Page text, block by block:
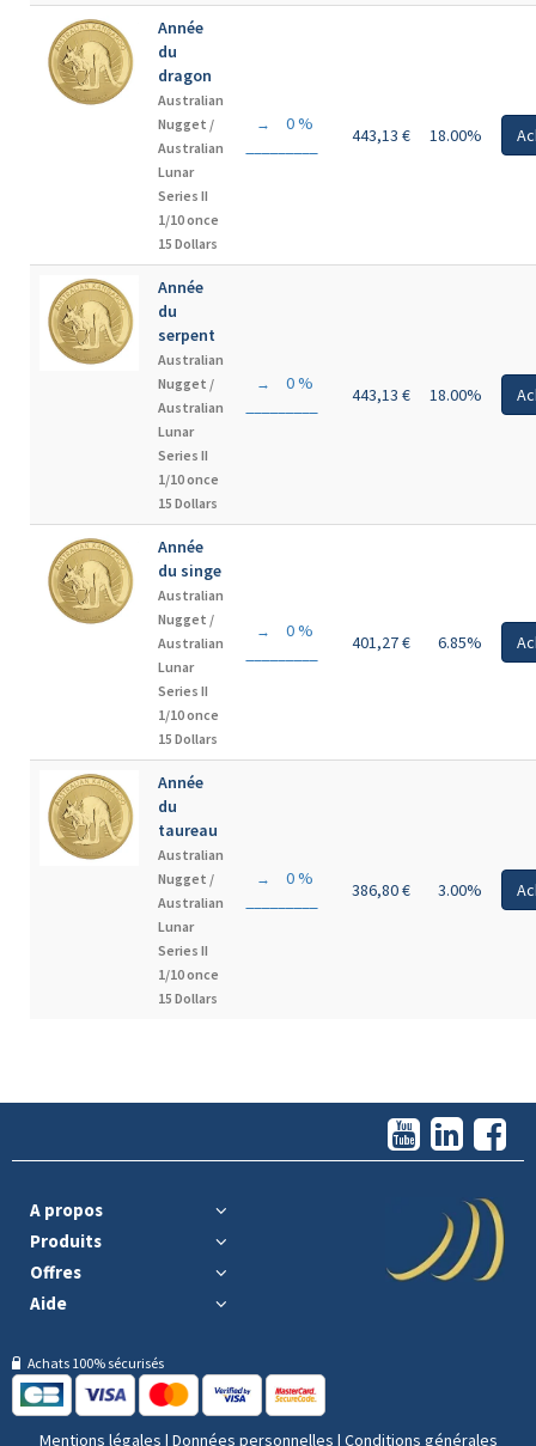
Année
du
dragon
Australian
Nugget /
Australian
Lunar
Series II
1/10 once
15 Dollars
→ 0 %
443,13 € 18.00%
Année
du
serpent
Australian
Nugget /
Australian
Lunar
Series II
1/10 once
15 Dollars
→ 0 %
443,13 € 18.00%
Année
du singe
Australian
Nugget /
Australian
Lunar
Series II
1/10 once
15 Dollars
→ 0 %
401,27 € 6.85%
Année
du
taureau
Australian
Nugget /
Australian
Lunar
Series II
1/10 once
15 Dollars
→ 0 %
386,80 € 3.00%
A propos
Produits
Offres
Aide
Achats 100% sécurisés
Mentions légales | Données personnelles | Conditions générales